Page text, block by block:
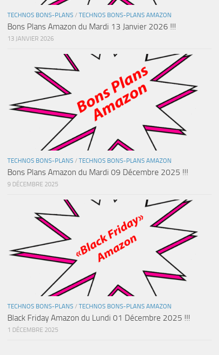
TECHNOS BONS-PLANS / TECHNOS BONS-PLANS AMAZON
Bons Plans Amazon du Mardi 13 Janvier 2026 !!!
13 JANVIER 2026
TECHNOS BONS-PLANS / TECHNOS BONS-PLANS AMAZON
Bons Plans Amazon du Mardi 09 Décembre 2025 !!!
9 DÉCEMBRE 2025
TECHNOS BONS-PLANS / TECHNOS BONS-PLANS AMAZON
Black Friday Amazon du Lundi 01 Décembre 2025 !!!
1 DÉCEMBRE 2025